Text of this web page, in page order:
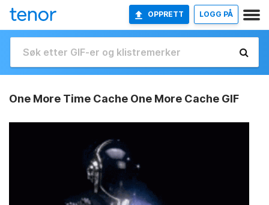
OPPRETT LOGG PÅ
One More Time Cache One More Cache GIF